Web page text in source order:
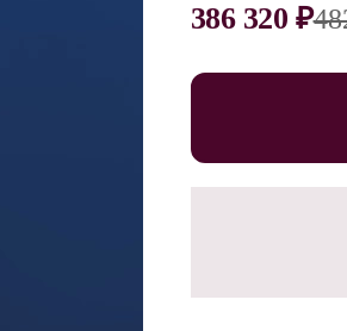
386 320 ₽